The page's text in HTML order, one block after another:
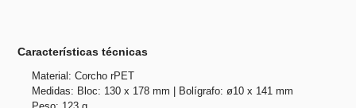
Características técnicas
Material: Corcho rPET
Medidas: Bloc: 130 x 178 mm | Bolígrafo: ø10 x 141 mm